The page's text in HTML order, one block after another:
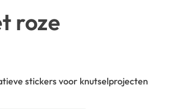
roze
stickers voor knutselprojecten